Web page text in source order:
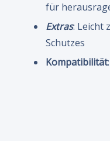
für
Extras: Leicht
Schutzes
Kompatibilität